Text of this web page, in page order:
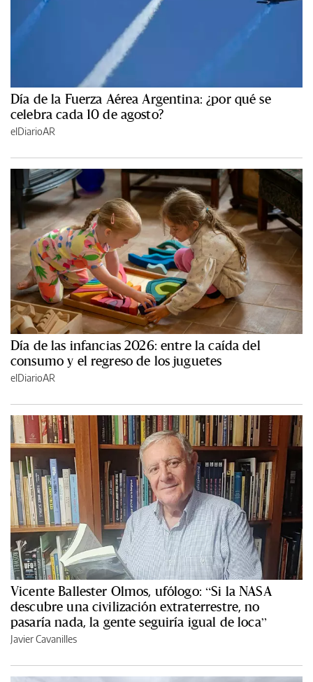
Día de la Fuerza Aérea Argentina: ¿por qué se
celebra cada 10 de agosto?
elDiarioAR
Día de las infancias 2026: entre la caída del
consumo y el regreso de los juguetes
elDiarioAR
Vicente Ballester Olmos, ufólogo: “Si la NASA
descubre una civilización extraterrestre, no
pasaría nada, la gente seguiría igual de loca”
Javier Cavanilles